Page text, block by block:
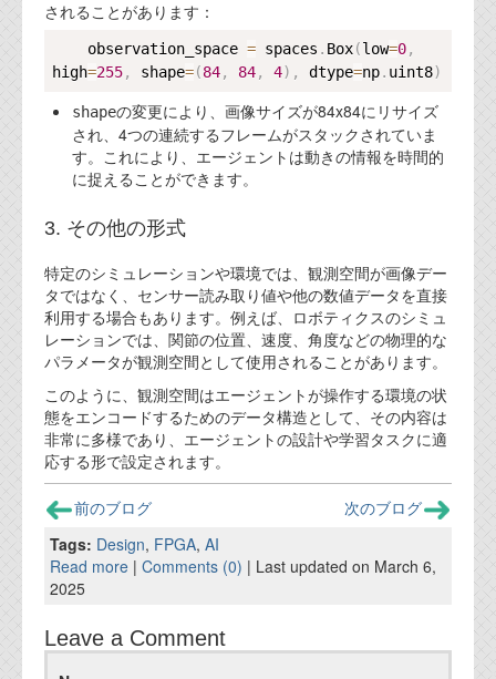
お問い合わせフォーム
されることがあります：
    observation_space
= spaces . Box(low=0,
high=255, shape=(84, 84, 4) , dtype=np. uint8)
shapeの変更により、画像サイズが84x84にリサイズ
され、4つの連続するフレームがスタックされていま
す。これにより、エージェントは動きの情報を時間的
に捉えることができます。
3. その他の形式
特定のシミュレーションや環境では、観測空間が画像デー
タではなく、センサー読み取り値や他の数値データを直接
利用する場合もあります。例えば、ロボティクスのシミュ
レーションでは、関節の位置、速度、角度などの物理的な
パラメータが観測空間として使用されることがあります。
このように、観測空間はエージェントが操作する環境の状
態をエンコードするためのデータ構造として、その内容は
非常に多様であり、エージェントの設計や学習タスクに適
応する形で設定されます。
前のブログ
次のブログ
Tags: Design, FPGA, AI
Read more | Comments (0) | Last updated on March 6,
2025
Leave a Comment